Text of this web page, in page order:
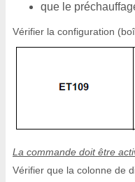
que le
Vérifier la configuration
La commande doit être
Vérifier que la colonne de